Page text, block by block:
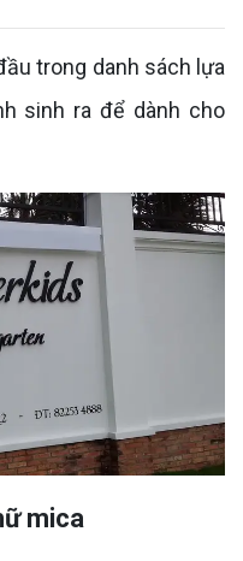
trong danh sách lựa
sinh ra để dành cho
mica